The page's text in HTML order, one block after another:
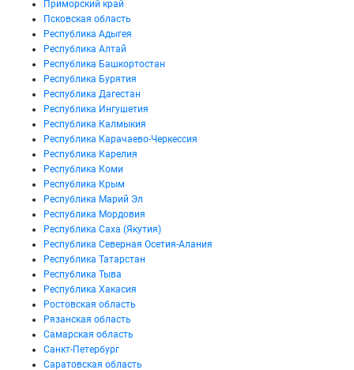
Приморский край
Псковская область
Республика Адыгея
Республика Алтай
Республика Башкортостан
Республика Бурятия
Республика Дагестан
Республика Ингушетия
Республика Калмыкия
Республика Карачаево-Черкессия
Республика Карелия
Республика Коми
Республика Крым
Республика Марий Эл
Республика Мордовия
Республика Саха (Якутия)
Республика Северная Осетия-Алания
Республика Татарстан
Республика Тыва
Республика Хакасия
Ростовская область
Рязанская область
Самарская область
Санкт-Петербург
Саратовская область